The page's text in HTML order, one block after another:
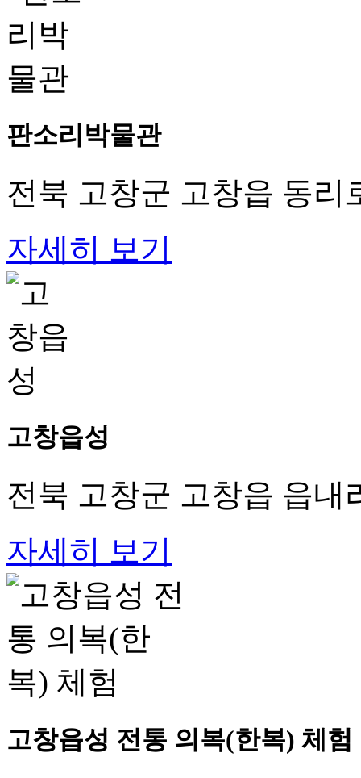
판소리박물관
전북 고창군 고창읍 동리
자세히 보기
고창읍성
전북 고창군 고창읍 읍내
자세히 보기
고창읍성 전통 의복(한복) 체험